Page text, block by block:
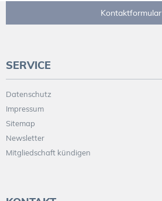
Kontaktformular
SERVICE
Datenschutz
Impressum
Sitemap
Newsletter
Mitgliedschaft kündigen